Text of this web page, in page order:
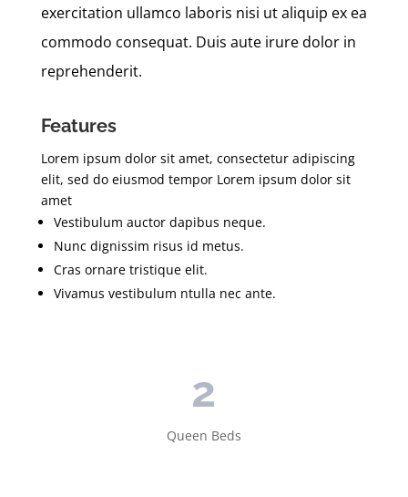
exercitation ullamco laboris nisi ut aliquip ex ea
commodo consequat. Duis aute irure dolor in
reprehenderit.
Features
Lorem ipsum dolor sit amet, consectetur adipiscing
elit, sed do eiusmod tempor Lorem ipsum dolor sit
amet
Vestibulum auctor dapibus neque.
Nunc dignissim risus id metus.
Cras ornare tristique elit.
Vivamus vestibulum ntulla nec ante.
2
Queen Beds